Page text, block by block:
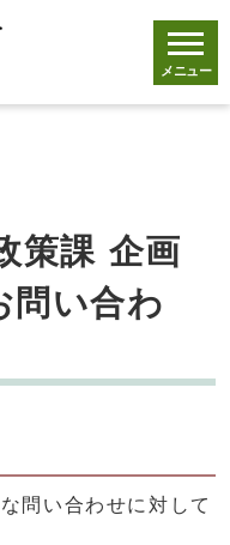
メニュー
策課 企画
問い合わ
問い合わせに対して